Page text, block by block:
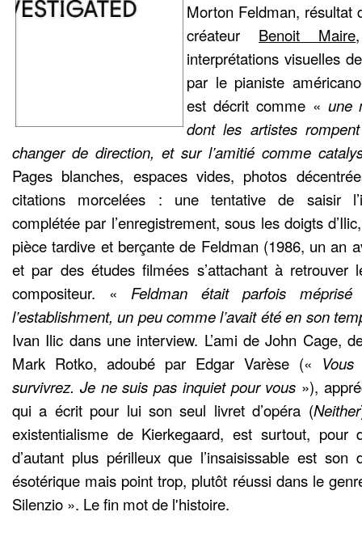
Morton Feldman, résultat
créateur Benoit Maire
interprétations visuelles
par le pianiste
est décrit comme « une
dont les artistes
changer de direction, et sur l’amitié comme
Pages blanches, espaces vides, photos
citations morcelées : une tentative de saisir
complétée par l’enregistrement, sous les doigts
pièce tardive et berçante de Feldman (1986, un an
et par des études filmées s’attachant à
compositeur. « Feldman était parfois
l’establishment, un peu comme l’avait été en son
Ivan Ilic dans une interview. L’ami de John Cage,
Mark Rotko, adoubé par Edgar Varèse («
survivrez. Je ne suis pas inquiet pour vous »),
qui a écrit pour lui son seul livret d’opéra (Neither
existentialisme de Kierkegaard, est surtout, pour
d’autant plus périlleux que l’insaisissable est son
ésotérique mais point trop, plutôt réussi dans le
Silenzio ». Le fin mot de l'histoire.